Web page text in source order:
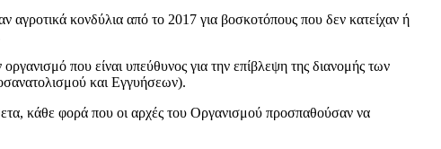
αγροτικά κονδύλια από το 2017 για βοσκοτόπους που δεν κατείχαν ή
που είναι υπεύθυνος για την επίβλεψη της διανομής των
και Εγγυήσεων).
κάθε φορά που οι αρχές του Οργανισμού προσπαθούσαν να